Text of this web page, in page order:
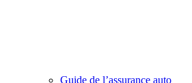
Guide de l’assurance auto